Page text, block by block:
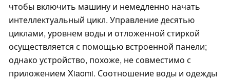
чтобы включить машину и немедленно начать
интеллектуальный цикл. Управление десятью
циклами, уровнем воды и отложенной стиркой
осуществляется с помощью встроенной панели;
однако устройство, похоже, не совместимо с
приложением Xiaomi. Соотношение воды и одежды